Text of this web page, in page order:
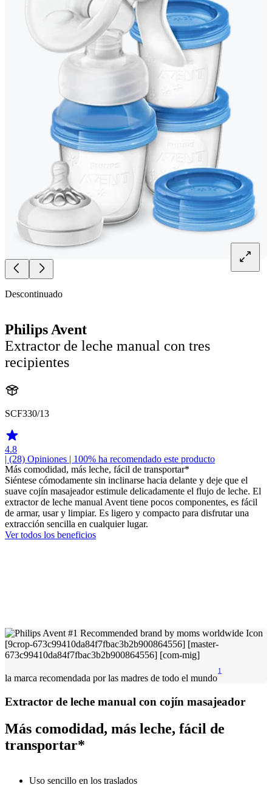
Descontinuado
Philips Avent
Extractor de leche manual con tres
recipientes
SCF330/13
4.8
| (28) Opiniones | 100% ha recomendado este producto
Más comodidad, más leche, fácil de transportar*
Siéntese cómodamente sin inclinarse hacia delante y deje que el
suave cojín masajeador estimule delicadamente el flujo de leche. El
extractor de leche manual Avent tiene pocos componentes, es fácil
de armar, usar y limpiar. Es ligero y compacto para disfrutar una
extracción sencilla en cualquier lugar.
Ver todos los beneficios
la marca recomendada por las madres de todo el mundo
1
Extractor de leche manual con cojín masajeador
Más comodidad, más leche, fácil de
transportar*
Uso sencillo en los traslados